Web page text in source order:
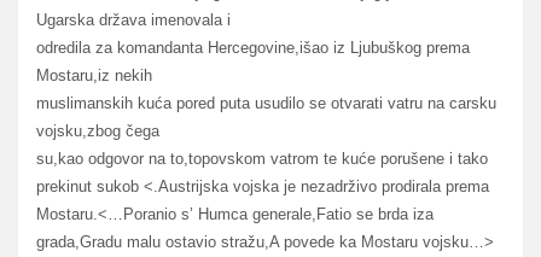
Ugarska država imenovala i
odredila za komandanta Hercegovine,išao iz Ljubuškog prema
Mostaru,iz nekih
muslimanskih kuća pored puta usudilo se otvarati vatru na carsku
vojsku,zbog čega
su,kao odgovor na to,topovskom vatrom te kuće porušene i tako
prekinut sukob <.Austrijska vojska je nezadrživo prodirala prema
Mostaru.<…Poranio s’ Humca generale,Fatio se brda iza
grada,Gradu malu ostavio stražu,A povede ka Mostaru vojsku…>